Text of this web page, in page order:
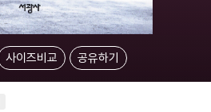
사이즈비교 공유하기